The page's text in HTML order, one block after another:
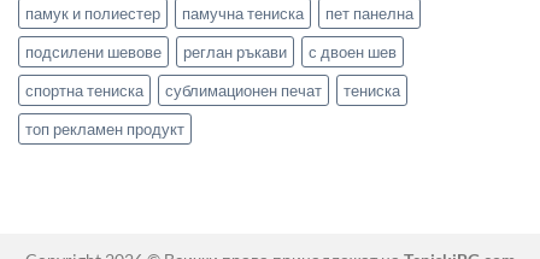
памук и полиестер
памучна тениска
пет панелна
подсилени шевове
реглан ръкави
с двоен шев
спортна тениска
сублимационен печат
тениска
топ рекламен продукт